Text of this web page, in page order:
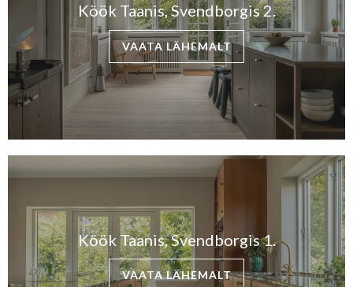
Köök Taanis, Svendborgis 2.
VAATA LÄHEMALT
Köök Taanis, Svendborgis 1.
VAATA LÄHEMALT